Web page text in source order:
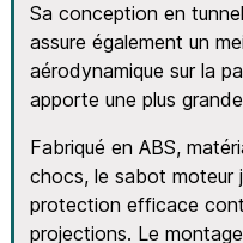
Sa conception en
assure également un
aérodynamique sur la
apporte une plus
Fabriqué en ABS,
chocs, le sabot moteur
protection efficace
projections. Le